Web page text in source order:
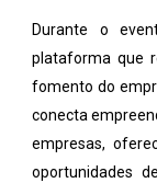
Durante o
plataforma que
fomento do
conecta
empresas,
oportunidades